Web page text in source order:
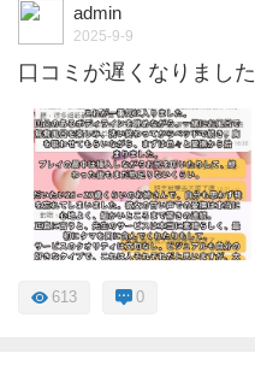
admin
2025-9-9
口コミが遅くなりました
613 0